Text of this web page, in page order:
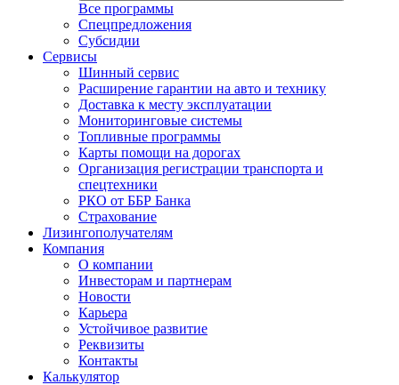
Все программы
Спецпредложения
Субсидии
Сервисы
Шинный сервис
Расширение гарантии на авто и технику
Доставка к месту эксплуатации
Мониторинговые системы
Топливные программы
Карты помощи на дорогах
Организация регистрации транспорта и
спецтехники
РКО от ББР Банка
Страхование
Лизингополучателям
Компания
О компании
Инвесторам и партнерам
Новости
Карьера
Устойчивое развитие
Реквизиты
Контакты
Калькулятор